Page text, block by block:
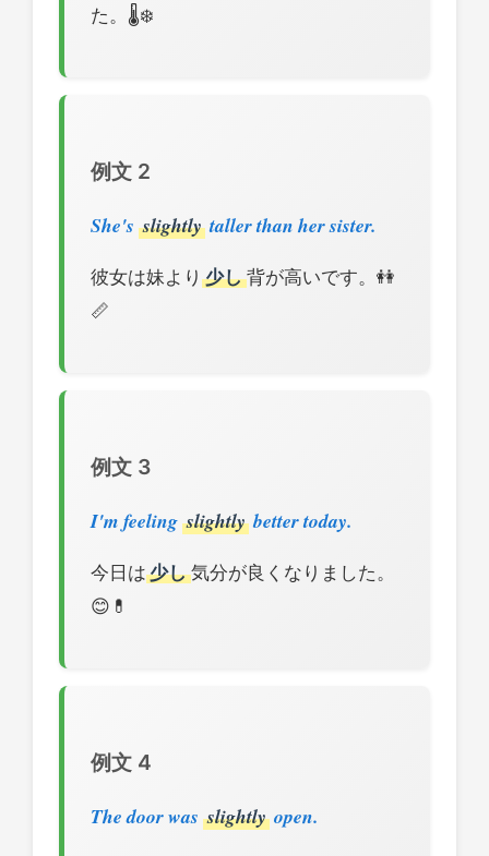
た。🌡️❄️
例文 2
She's slightly taller than her sister.
彼女は妹より 少し背が高いです。👭
📏
例文 3
I'm feeling slightly better today.
今日は 少し気分が良くなりました。
😊💊
例文 4
The door was slightly open.